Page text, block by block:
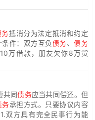
抵消分为法定抵消和约定
件：双方互负债务、债务
万借款，朋友欠你8万货
共同债务应当共同偿还。但
务承担方式。只要协议内容
双方具有完全民事行为能